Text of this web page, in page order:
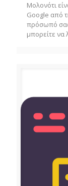
Μολονότι
Google από
πρόσωπό σας
μπορείτε να